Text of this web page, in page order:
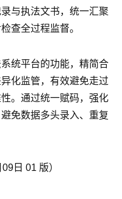
与执法文书，统一汇聚
查全过程监督。
统平台的功能，精简合
化监管，有效避免走过
。通过统一赋码，强化
免数据多头录入、重复
日 01 版）